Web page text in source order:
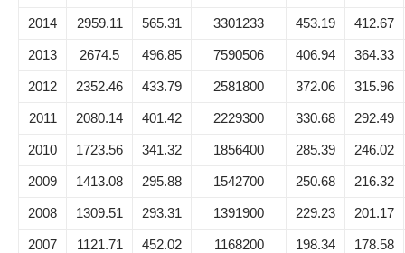
2014 2959.11 565.31 3301233 453.19 412.67
2013 2674.5 496.85 7590506 406.94 364.33
2012 2352.46 433.79 2581800 372.06 315.96
2011 2080.14 401.42 2229300 330.68 292.49
2010 1723.56 341.32 1856400 285.39 246.02
2009 1413.08 295.88 1542700 250.68 216.32
2008 1309.51 293.31 1391900 229.23 201.17
2007 1121.71 452.02 1168200 198.34 178.58